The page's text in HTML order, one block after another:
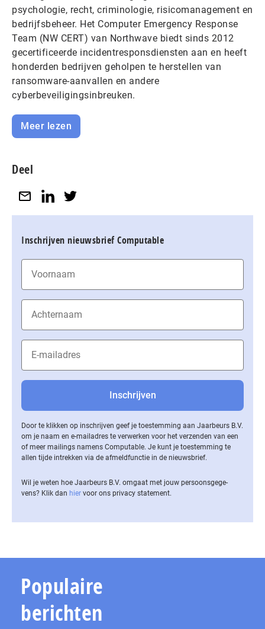
psychologie, recht, criminologie, risicomanagement en
bedrijfsbeheer. Het Computer Emergency Response
Team (NW CERT) van Northwave biedt sinds 2012
gecertificeerde incidentresponsdiensten aan en heeft
honderden bedrijven geholpen te herstellen van
ransomware-aanvallen en andere
cyberbeveiligingsinbreuken.
Meer lezen
Deel
Inschrijven nieuwsbrief Computable
Door te klikken op inschrijven geef je toestemming aan Jaarbeurs B.V.
om je naam en e-mailadres te verwerken voor het verzenden van een
of meer mailings namens Computable. Je kunt je toestemming te
allen tijde intrekken via de af­meld­func­tie in de nieuwsbrief.
Wil je weten hoe Jaarbeurs B.V. omgaat met jouw per­soons­ge­ge­
vens? Klik dan hier voor ons privacy statement.
Populaire
berichten